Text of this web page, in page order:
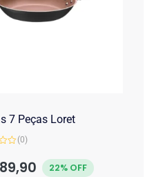
7 Peças Loret
(0)
22% OFF